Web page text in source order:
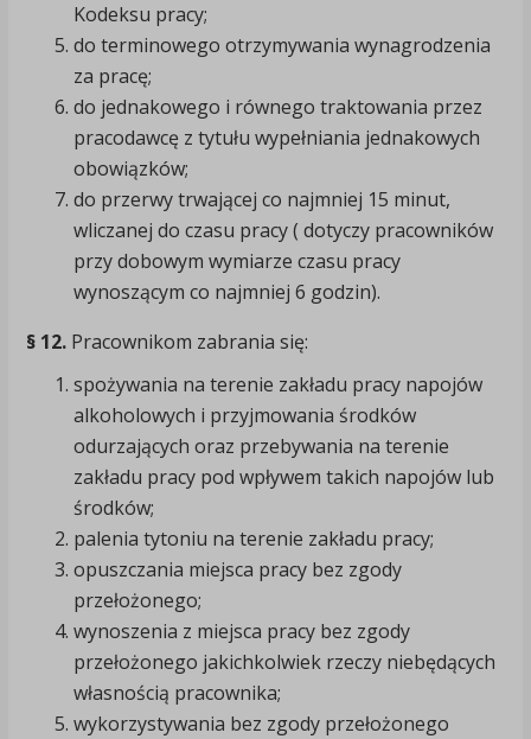
Kodeksu pracy;
do terminowego otrzymywania wynagrodzenia
za pracę;
do jednakowego i równego traktowania przez
pracodawcę z tytułu wypełniania jednakowych
obowiązków;
do przerwy trwającej co najmniej 15 minut,
wliczanej do czasu pracy ( dotyczy pracowników
przy dobowym wymiarze czasu pracy
wynoszącym co najmniej 6 godzin).
§ 12. Pracownikom zabrania się:
spożywania na terenie zakładu pracy napojów
alkoholowych i przyjmowania środków
odurzających oraz przebywania na terenie
zakładu pracy pod wpływem takich napojów lub
środków;
palenia tytoniu na terenie zakładu pracy;
opuszczania miejsca pracy bez zgody
przełożonego;
wynoszenia z miejsca pracy bez zgody
przełożonego jakichkolwiek rzeczy niebędących
własnością pracownika;
wykorzystywania bez zgody przełożonego